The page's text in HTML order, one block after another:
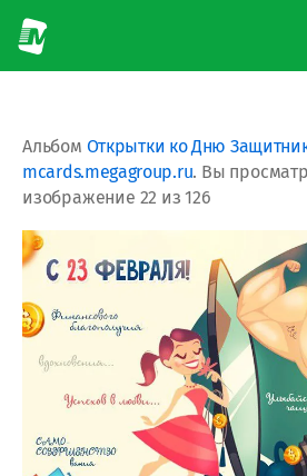
Альбом Открытки ко Дню
mcards.megagroup.ru. Вы
изображение 22 из 126